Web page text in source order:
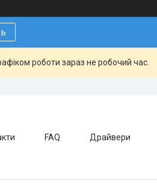
роботи зараз не робочий час.
FAQ Драйвери